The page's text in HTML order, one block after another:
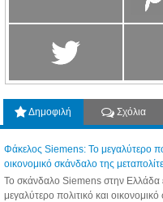
Δημοφιλή Σχόλια
Φάκελος Siemens: Το μεγαλύτερο
οικονομικό σκάνδαλο της
Το σκάνδαλο Siemens στην Ελλάδα
μεγαλύτερο πολιτικό και